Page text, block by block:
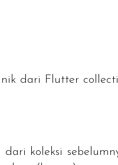
dari Flutter
koleksi